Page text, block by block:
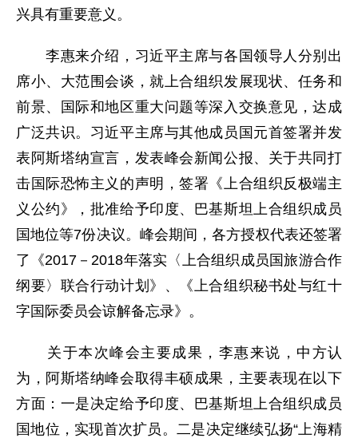
兴具有重要意义。
李惠来介绍，习近平主席与各国领导人分别出
席小、大范围会谈，就上合组织发展现状、任务和
前景、国际和地区重大问题等深入交换意见，达成
广泛共识。习近平主席与其他成员国元首签署并发
表阿斯塔纳宣言，发表峰会新闻公报、关于共同打
击国际恐怖主义的声明，签署《上合组织反极端主
义公约》，批准给予印度、巴基斯坦上合组织成员
国地位等7份决议。峰会期间，各方授权代表还签署
了《2017－2018年落实〈上合组织成员国旅游合作
纲要〉联合行动计划》、《上合组织秘书处与红十
字国际委员会谅解备忘录》。
关于本次峰会主要成果，李惠来说，中方认
为，阿斯塔纳峰会取得丰硕成果，主要表现在以下
方面：一是决定给予印度、巴基斯坦上合组织成员
国地位，实现首次扩员。二是决定继续弘扬“上海精